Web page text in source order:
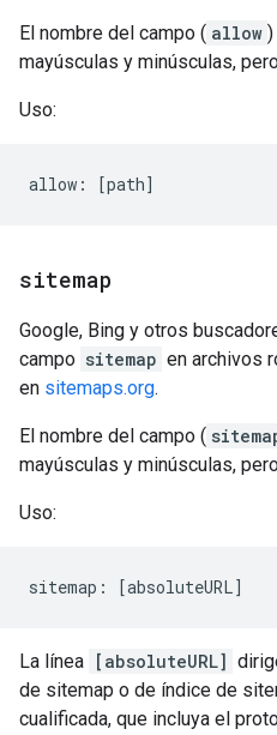
El nombre del campo ( allow
mayúsculas y minúsculas,
Uso:
sitemap
Google, Bing y otros
campo sitemap en archivos
en sitemaps.org.
El nombre del campo (
mayúsculas y minúsculas,
Uso:
sitemap: [absoluteURL]
La línea [absoluteURL]
de sitemap o de índice de
cualificada, que incluya el